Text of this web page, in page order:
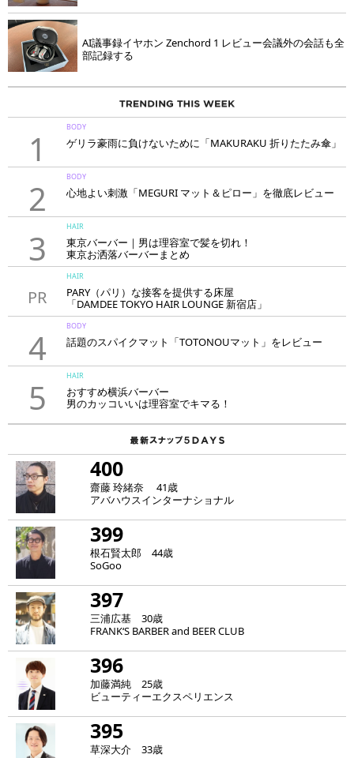
AI議事録イヤホン Zenchord 1 レビュー会議外の会話も全
部記録する
1
BODY
ゲリラ豪雨に負けないために「MAKURAKU 折りたたみ傘」
2
BODY
心地よい刺激「MEGURI マット＆ピロー」を徹底レビュー
3
HAIR
東京バーバー｜男は理容室で髪を切れ！
東京お洒落バーバーまとめ
PR
HAIR
PARY（パリ）な接客を提供する床屋
「DAMDEE TOKYO HAIR LOUNGE 新宿店」
4
BODY
話題のスパイクマット「TOTONOUマット」をレビュー
5
HAIR
おすすめ横浜バーバー
男のカッコいいは理容室でキマる！
400
齋藤 玲緒奈 41歳
アバハウスインターナショナル
399
根石賢太郎 44歳
SoGoo
397
三浦広基 30歳
FRANK‘S BARBER and BEER CLUB
396
加藤満純 25歳
ビューティーエクスペリエンス
395
草深大介 33歳